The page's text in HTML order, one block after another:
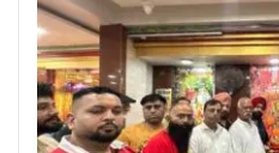
Posted On:6 Aug 2026